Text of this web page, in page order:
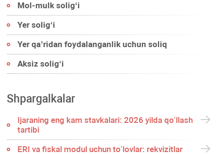
Mol-mulk soligʻi
Yer soligʻi
Yer qa’ridan foydalanganlik uchun soliq
Aksiz soligʻi
Shpargalkalar
Ijaraning eng kam stavkalari: 2026 yilda qoʻllash
tartibi
ERI va fiskal modul uchun toʻlovlar: rekvizitlar